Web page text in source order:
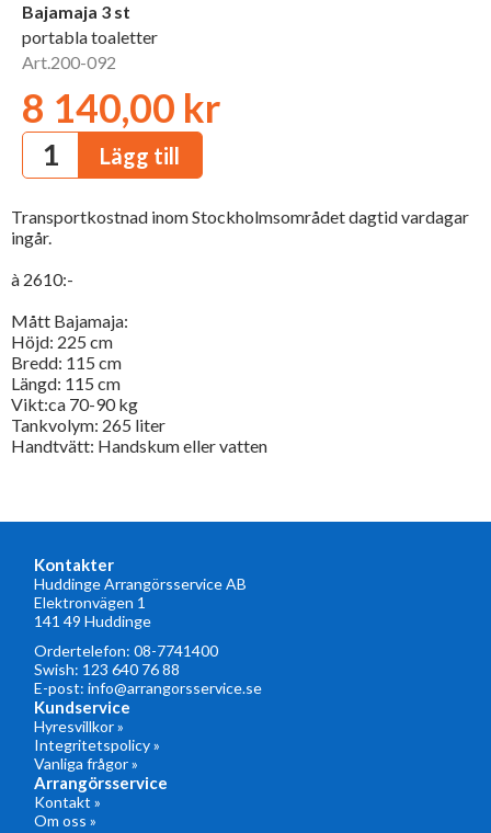
Bajamaja 3 st
portabla toaletter
Art.200-092
8 140,00 kr
Transportkostnad inom Stockholmsområdet dagtid vardagar
ingår.
à 2610:-
Mått Bajamaja:
Höjd: 225 cm
Bredd: 115 cm
Längd: 115 cm
Vikt:ca 70-90 kg
Tankvolym: 265 liter
Handtvätt: Handskum eller vatten
Kontakter
Huddinge Arrangörsservice AB
Elektronvägen 1
141 49 Huddinge
Ordertelefon: 08-7741400
Swish: 123 640 76 88
E-post: info@arrangorsservice.se
Kundservice
Hyresvillkor »
Integritetspolicy »
Vanliga frågor »
Arrangörsservice
Kontakt »
Om oss »